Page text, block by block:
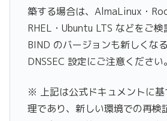
築する場合は、AlmaLinux・
RHEL・Ubuntu LTS などをご検
BIND のバージョンも新しくな
DNSSEC 設定にご注意ください。
※ 上記は公式ドキュメントに
理であり、新しい環境での再検